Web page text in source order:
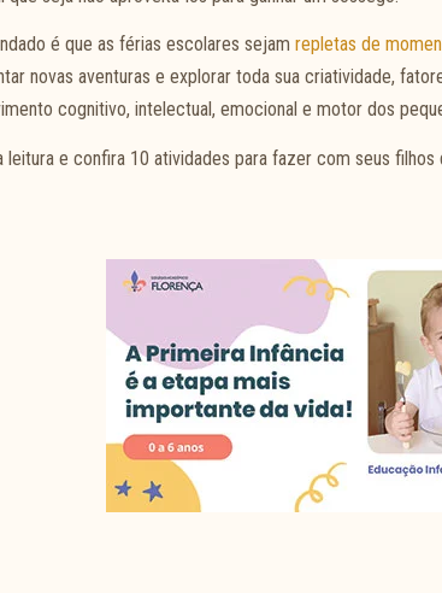
é que as férias escolares sejam repletas de
novas aventuras e explorar toda sua criatividade,
cognitivo, intelectual, emocional e motor dos
leitura e confira 10 atividades para fazer com seus